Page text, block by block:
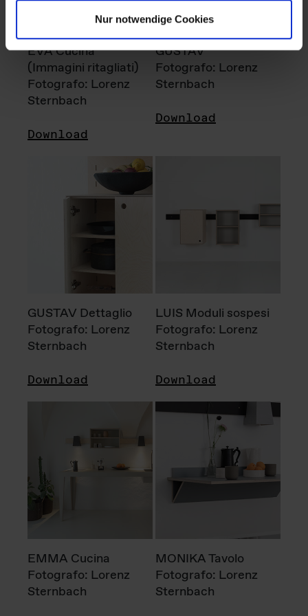
Nur notwendige Cookies
EVA Cucina
(Immagini ritagliati)
Fotografo: Lorenz
Sternbach
Download
GUSTAV
Fotografo: Lorenz
Sternbach
Download
GUSTAV Dettaglio
Fotografo: Lorenz
Sternbach
Download
LUIS Moduli sospesi
Fotografo: Lorenz
Sternbach
Download
EMMA Cucina
Fotografo: Lorenz
Sternbach
MONIKA Tavolo
Fotografo: Lorenz
Sternbach